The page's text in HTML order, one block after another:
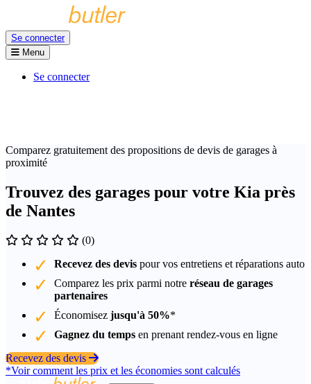
Se connecter
Menu
Se connecter
Comparez gratuitement des propositions de devis de garages à
proximité
Trouvez des garages pour votre Kia près
de Nantes
(0)
Recevez des devis pour vos entretiens et réparations auto
Comparez les prix parmi notre réseau de garages
partenaires
Économisez jusqu'à 50%*
Gagnez du temps en prenant rendez-vous en ligne
Recevez des devis
*Voir comment les prix et les économies sont calculés